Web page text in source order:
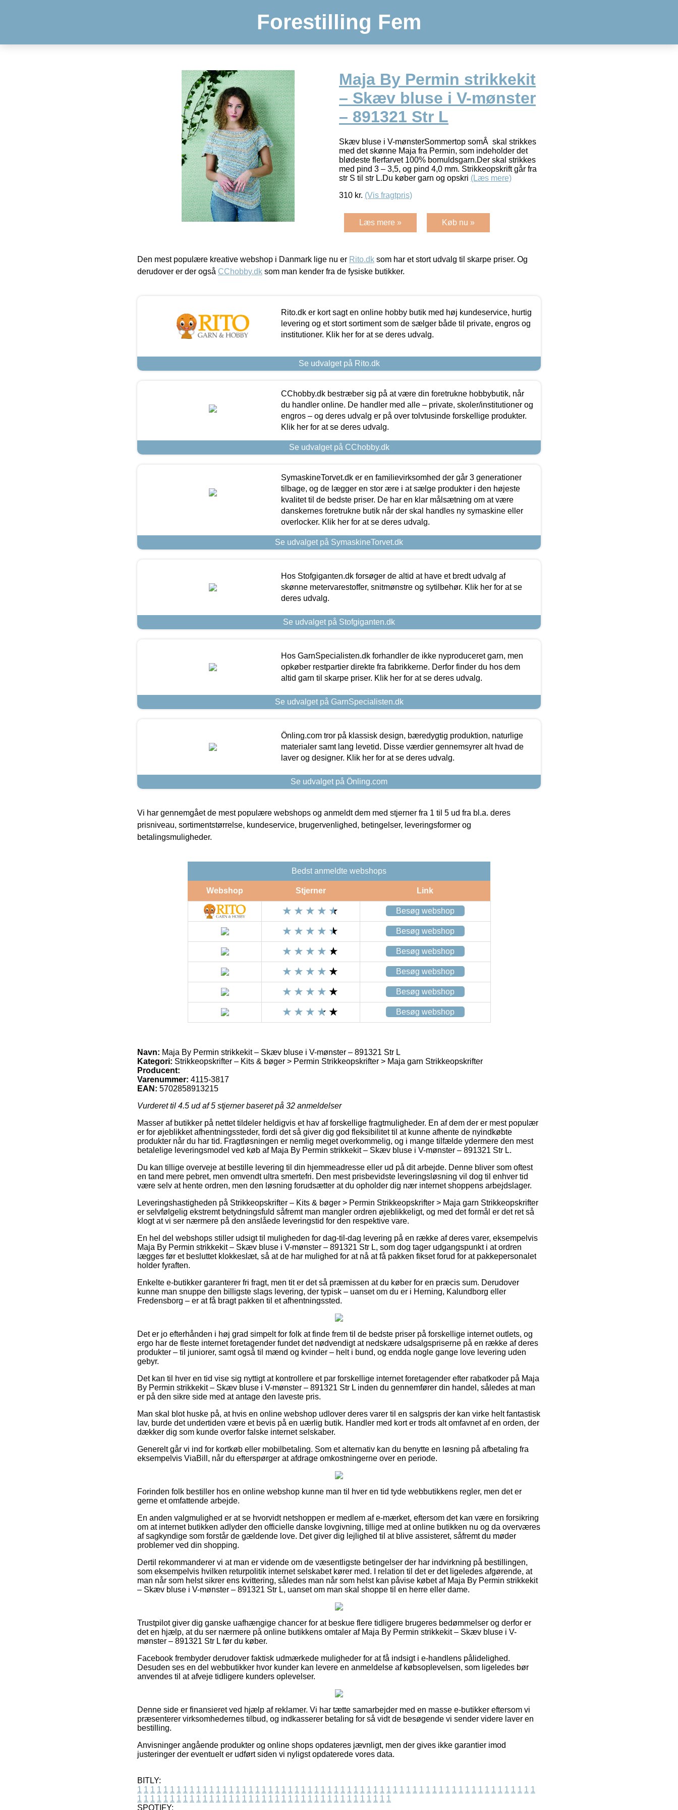
Forestilling Fem
Maja By Permin strikkekit
– Skæv bluse i V-mønster
– 891321 Str L
Skæv bluse i V-mønsterSommertop somÂ skal strikkes
med det skønne Maja fra Permin, som indeholder det
blødeste flerfarvet 100% bomuldsgarn.Der skal strikkes
med pind 3 – 3,5, og pind 4,0 mm. Strikkeopskrift går fra
str S til str L.Du køber garn og opskri (Læs mere)
310 kr. (Vis fragtpris)
Læs mere » Køb nu »
Den mest populære kreative webshop i Danmark lige nu er Rito.dk som har et stort udvalg til skarpe priser. Og
derudover er der også CChobby.dk som man kender fra de fysiske butikker.
Rito.dk er kort sagt en online hobby butik med høj kundeservice, hurtig
levering og et stort sortiment som de sælger både til private, engros og
institutioner. Klik her for at se deres udvalg.
Se udvalget på Rito.dk
CChobby.dk bestræber sig på at være din foretrukne hobbybutik, når
du handler online. De handler med alle – private, skoler/institutioner og
engros – og deres udvalg er på over tolvtusinde forskellige produkter.
Klik her for at se deres udvalg.
Se udvalget på CChobby.dk
SymaskineTorvet.dk er en familievirksomhed der går 3 generationer
tilbage, og de lægger en stor ære i at sælge produkter i den højeste
kvalitet til de bedste priser. De har en klar målsætning om at være
danskernes foretrukne butik når der skal handles ny symaskine eller
overlocker. Klik her for at se deres udvalg.
Se udvalget på SymaskineTorvet.dk
Hos Stofgiganten.dk forsøger de altid at have et bredt udvalg af
skønne metervarestoffer, snitmønstre og sytilbehør. Klik her for at se
deres udvalg.
Se udvalget på Stofgiganten.dk
Hos GarnSpecialisten.dk forhandler de ikke nyproduceret garn, men
opkøber restpartier direkte fra fabrikkerne. Derfor finder du hos dem
altid garn til skarpe priser. Klik her for at se deres udvalg.
Se udvalget på GarnSpecialisten.dk
Önling.com tror på klassisk design, bæredygtig produktion, naturlige
materialer samt lang levetid. Disse værdier gennemsyrer alt hvad de
laver og designer. Klik her for at se deres udvalg.
Se udvalget på Önling.com
Vi har gennemgået de mest populære webshops og anmeldt dem med stjerner fra 1 til 5 ud fra bl.a. deres
prisniveau, sortimentstørrelse, kundeservice, brugervenlighed, betingelser, leveringsformer og
betalingsmuligheder.
Bedst anmeldte webshops
Webshop Stjerner Link
Besøg webshop
Besøg webshop
Besøg webshop
Besøg webshop
Besøg webshop
Besøg webshop
Navn: Maja By Permin strikkekit – Skæv bluse i V-mønster – 891321 Str L
Kategori: Strikkeopskrifter – Kits & bøger > Permin Strikkeopskrifter > Maja garn Strikkeopskrifter
Producent:
Varenummer: 4115-3817
EAN: 5702858913215
Vurderet til 4.5 ud af 5 stjerner baseret på 32 anmeldelser
Masser af butikker på nettet tildeler heldigvis et hav af forskellige fragtmuligheder. En af dem der er mest populær
er for øjeblikket afhentningssteder, fordi det så giver dig god fleksibilitet til at kunne afhente de nyindkøbte
produkter når du har tid. Fragtløsningen er nemlig meget overkommelig, og i mange tilfælde ydermere den mest
betalelige leveringsmodel ved køb af Maja By Permin strikkekit – Skæv bluse i V-mønster – 891321 Str L.
Du kan tillige overveje at bestille levering til din hjemmeadresse eller ud på dit arbejde. Denne bliver som oftest
en tand mere pebret, men omvendt ultra smertefri. Den mest prisbevidste leveringsløsning vil dog til enhver tid
være selv at hente ordren, men den løsning forudsætter at du opholder dig nær internet shoppens arbejdslager.
Leveringshastigheden på Strikkeopskrifter – Kits & bøger > Permin Strikkeopskrifter > Maja garn Strikkeopskrifter
er selvfølgelig ekstremt betydningsfuld såfremt man mangler ordren øjeblikkeligt, og med det formål er det ret så
klogt at vi ser nærmere på den anslåede leveringstid for den respektive vare.
En hel del webshops stiller udsigt til muligheden for dag-til-dag levering på en række af deres varer, eksempelvis
Maja By Permin strikkekit – Skæv bluse i V-mønster – 891321 Str L, som dog tager udgangspunkt i at ordren
lægges før et besluttet klokkeslæt, så at de har mulighed for at nå at få pakken fikset forud for at pakkepersonalet
holder fyraften.
Enkelte e-butikker garanterer fri fragt, men tit er det så præmissen at du køber for en præcis sum. Derudover
kunne man snuppe den billigste slags levering, der typisk – uanset om du er i Herning, Kalundborg eller
Fredensborg – er at få bragt pakken til et afhentningssted.
Det er jo efterhånden i høj grad simpelt for folk at finde frem til de bedste priser på forskellige internet outlets, og
ergo har de fleste internet foretagender fundet det nødvendigt at nedskære udsalgspriserne på en række af deres
produkter – til juniorer, samt også til mænd og kvinder – helt i bund, og endda nogle gange love levering uden
gebyr.
Det kan til hver en tid vise sig nyttigt at kontrollere et par forskellige internet foretagender efter rabatkoder på Maja
By Permin strikkekit – Skæv bluse i V-mønster – 891321 Str L inden du gennemfører din handel, således at man
er på den sikre side med at antage den laveste pris.
Man skal blot huske på, at hvis en online webshop udlover deres varer til en salgspris der kan virke helt fantastisk
lav, burde det undertiden være et bevis på en uærlig butik. Handler med kort er trods alt omfavnet af en orden, der
dækker dig som kunde overfor falske internet selskaber.
Generelt går vi ind for kortkøb eller mobilbetaling. Som et alternativ kan du benytte en løsning på afbetaling fra
eksempelvis ViaBill, når du efterspørger at afdrage omkostningerne over en periode.
Forinden folk bestiller hos en online webshop kunne man til hver en tid tyde webbutikkens regler, men det er
gerne et omfattende arbejde.
En anden valgmulighed er at se hvorvidt netshoppen er medlem af e-mærket, eftersom det kan være en forsikring
om at internet butikken adlyder den officielle danske lovgivning, tillige med at online butikken nu og da overværes
af sagkyndige som forstår de gældende love. Det giver dig lejlighed til at blive assisteret, såfremt du møder
problemer ved din shopping.
Dertil rekommanderer vi at man er vidende om de væsentligste betingelser der har indvirkning på bestillingen,
som eksempelvis hvilken returpolitik internet selskabet kører med. I relation til det er det ligeledes afgørende, at
man når som helst sikrer ens kvittering, således man når som helst kan påvise købet af Maja By Permin strikkekit
– Skæv bluse i V-mønster – 891321 Str L, uanset om man skal shoppe til en herre eller dame.
Trustpilot giver dig ganske uafhængige chancer for at beskue flere tidligere brugeres bedømmelser og derfor er
det en hjælp, at du ser nærmere på online butikkens omtaler af Maja By Permin strikkekit – Skæv bluse i V-
mønster – 891321 Str L før du køber.
Facebook frembyder derudover faktisk udmærkede muligheder for at få indsigt i e-handlens pålidelighed.
Desuden ses en del webbutikker hvor kunder kan levere en anmeldelse af købsoplevelsen, som ligeledes bør
anvendes til at afveje tidligere kunders oplevelser.
Denne side er finansieret ved hjælp af reklamer. Vi har tætte samarbejder med en masse e-butikker eftersom vi
præsenterer virksomhedernes tilbud, og indkasserer betaling for så vidt de besøgende vi sender videre laver en
bestilling.
Anvisninger angående produkter og online shops opdateres jævnligt, men der gives ikke garantier imod
justeringer der eventuelt er udført siden vi nyligst opdaterede vores data.
BITLY:
1 1 1 1 1 1 1 1 1 1 1 1 1 1 1 1 1 1 1 1 1 1 1 1 1 1 1 1 1 1 1 1 1 1 1 1 1 1 1 1 1 1 1 1 1 1 1 1 1 1 1 1 1 1 1 1 1 1 1 1 1
1 1 1 1 1 1 1 1 1 1 1 1 1 1 1 1 1 1 1 1 1 1 1 1 1 1 1 1 1 1 1 1 1 1 1 1 1 1 1
SPOTIFY: